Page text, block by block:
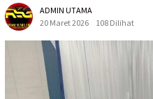
ADMIN UTAMA
20 Maret 2026
108 Dilihat